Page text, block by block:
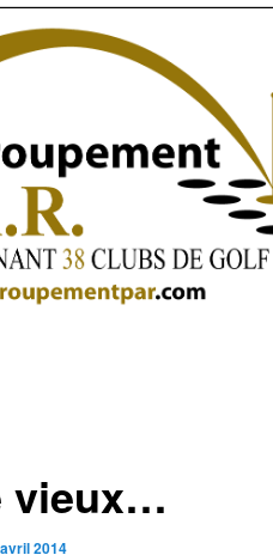
vieux…
2014